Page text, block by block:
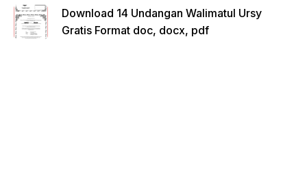
Download 14 Undangan Walimatul Ursy
Gratis Format doc, docx, pdf